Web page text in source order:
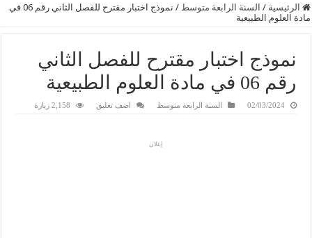
الرئيسية / السنة الرابعة متوسط /
نموذج اختبار مقترح للفصل الثاني رقم 06 في
مادة العلوم الطبيعية
نموذج اختبار مقترح للفصل الثاني
رقم 06 في مادة العلوم الطبيعية
02/03/2024 السنة الرابعة متوسط اضف تعليق 2,158 زيارة
إعلان